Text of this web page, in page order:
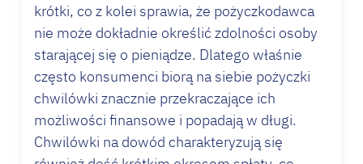
krótki, co z kolei sprawia, że pożyczkodawca
nie może dokładnie określić zdolności osoby
starającej się o pieniądze. Dlatego właśnie
często konsumenci biorą na siebie pożyczki
chwilówki znacznie przekraczające ich
możliwości finansowe i popadają w długi.
Chwilówki na dowód charakteryzują się